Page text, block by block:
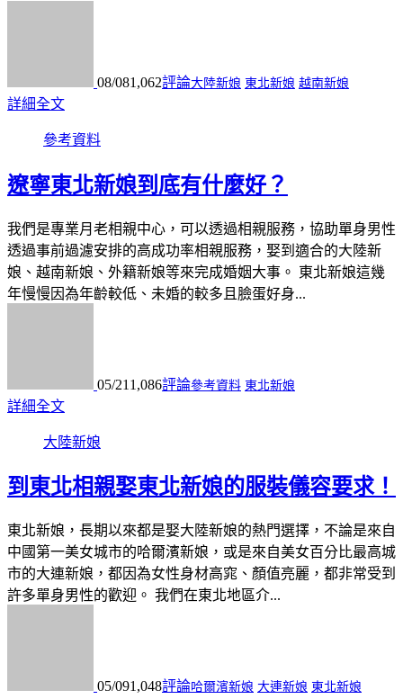
08/081,062評論大陸新娘 東北新娘 越南新娘
詳細全文
參考資料
遼寧東北新娘到底有什麼好？
我們是專業月老相親中心，可以透過相親服務，協助單身男性
透過事前過濾安排的高成功率相親服務，娶到適合的大陸新
娘、越南新娘、外籍新娘等來完成婚姻大事。 東北新娘這幾
年慢慢因為年齡較低、未婚的較多且臉蛋好身...
05/21 1,086評論參考資料 東北新娘
詳細全文
大陸新娘
到東北相親娶東北新娘的服裝儀容要求！
東北新娘，長期以來都是娶大陸新娘的熱門選擇，不論是來自
中國第一美女城市的哈爾濱新娘，或是來自美女百分比最高城
市的大連新娘，都因為女性身材高窕、顏值亮麗，都非常受到
許多單身男性的歡迎。 我們在東北地區介...
05/091,048評論哈爾濱新娘 大連新娘 東北新娘